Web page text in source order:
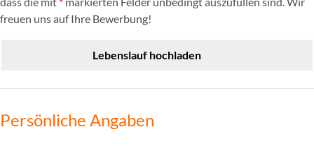
freuen uns auf Ihre Bewerbung!
Lebenslauf hochladen
Persönliche Angaben